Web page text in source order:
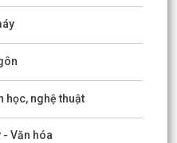
học, nghệ thuật
Văn hóa
quản trị Ngân hàng Chính